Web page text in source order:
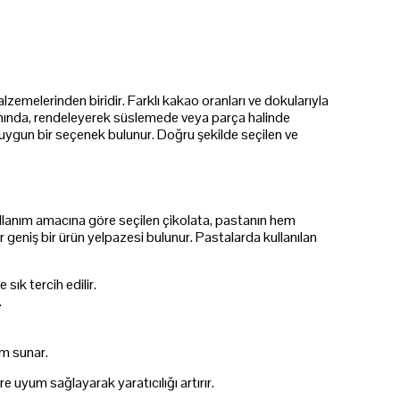
biridir. Farklı kakao oranları ve dokularıyla
rendeleyerek süslemede veya parça halinde
bir seçenek bulunur. Doğru şekilde seçilen ve
amacına göre seçilen çikolata, pastanın hem
bir ürün yelpazesi bulunur. Pastalarda kullanılan
sık tercih edilir.
sunar.
sağlayarak yaratıcılığı artırır.